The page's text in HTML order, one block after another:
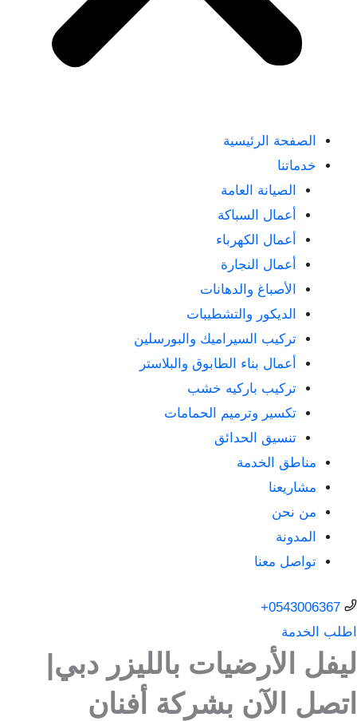
الصفحة الرئيسية
خدماتنا
الصيانة العامة
أعمال السباكة
أعمال الكهرباء
أعمال النجارة
الأصباغ والدهانات
الديكور والتشطيبات
تركيب السيراميك والبورسلين
أعمال بناء الطابوق والبلاستر
تركيب باركيه خشب
تكسير وترميم الحمامات
تنسيق الحدائق
مناطق الخدمة
مشاريعنا
من نحن
المدونة
تواصل معنا
0543006367+
اطلب الخدمة
ليفل الأرضيات بالليزر دبي|
اتصل الآن بشركة أفنان